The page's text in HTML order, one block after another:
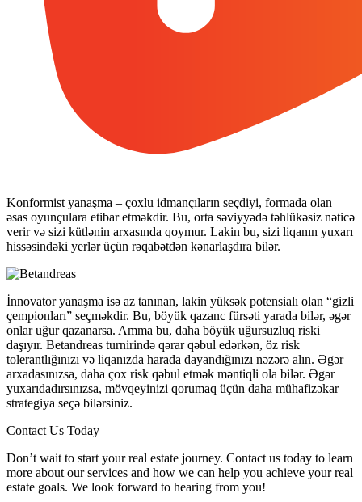
Konformist yanaşma – çoxlu idmançıların seçdiyi, formada olan
əsas oyunçulara etibar etməkdir. Bu, orta səviyyədə təhlükəsiz nəticə
verir və sizi kütlənin arxasında qoymur. Lakin bu, sizi liqanın yuxarı
hissəsindəki yerlər üçün rəqabətdən kənarlaşdıra bilər.
İnnovator yanaşma isə az tanınan, lakin yüksək potensialı olan “gizli
çempionları” seçməkdir. Bu, böyük qazanc fürsəti yarada bilər, əgər
onlar uğur qazanarsa. Amma bu, daha böyük uğursuzluq riski
daşıyır. Betandreas turnirində qərar qəbul edərkən, öz risk
tolerantlığınızı və liqanızda harada dayandığınızı nəzərə alın. Əgər
arxadasınızsa, daha çox risk qəbul etmək məntiqli ola bilər. Əgər
yuxarıdadırsınızsa, mövqeyinizi qorumaq üçün daha mühafizəkar
strategiya seçə bilərsiniz.
Contact Us Today
Don’t wait to start your real estate journey. Contact us today to learn
more about our services and how we can help you achieve your real
estate goals. We look forward to hearing from you!